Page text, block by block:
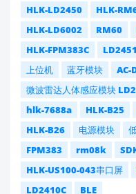
HLK-LD2450
HLK-
HLK-LD6002
RM60
HLK-FPM383C
LD2451
上位机
蓝牙模块 AC-
微波雷达人体感应模块
hlk-7688a
HLK-B25
HLK-B26
电源模块
FPM383
rm08k
HLK-US100-043串口屏
LD2410C
BLE